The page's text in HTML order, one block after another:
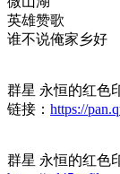
英雄赞歌
谁不说俺家乡好
群星 永恒的红色
链接： https://
群星 永恒的红色